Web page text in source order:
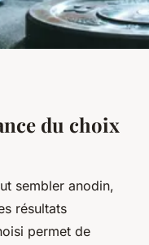
ses
du choix
sembler anodin,
résultats
permet de